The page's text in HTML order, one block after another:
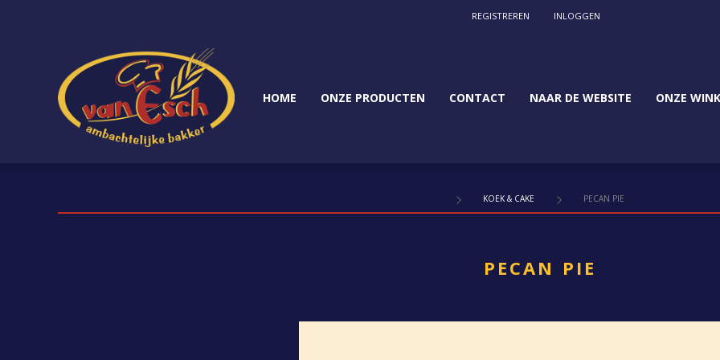
REGISTREREN INLOGGEN
HOME ONZE PRODUCTEN CONTACT NAAR DE WEBSITE ONZE
KOEK & CAKE PECAN PIE
PECAN PIE